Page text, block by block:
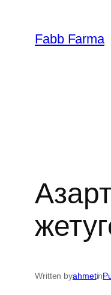
Fabb Farma
Written byahmetin